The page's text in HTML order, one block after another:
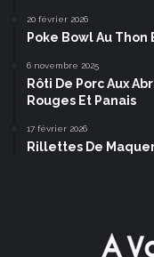
20 février 2026
Poke Bowl Au Thon
6 novembre 2025
Rôti De Porc Aux
Rouges Et Panais
17 février 2026
Rillettes De